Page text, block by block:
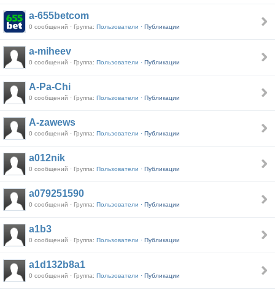
a-655betcom
0 сообщений · Группа: Пользователи · Публикации
a-miheev
0 сообщений · Группа: Пользователи · Публикации
A-Pa-Chi
0 сообщений · Группа: Пользователи · Публикации
A-zawews
0 сообщений · Группа: Пользователи · Публикации
a012nik
0 сообщений · Группа: Пользователи · Публикации
a079251590
0 сообщений · Группа: Пользователи · Публикации
a1b3
0 сообщений · Группа: Пользователи · Публикации
a1d132b8a1
0 сообщений · Группа: Пользователи · Публикации